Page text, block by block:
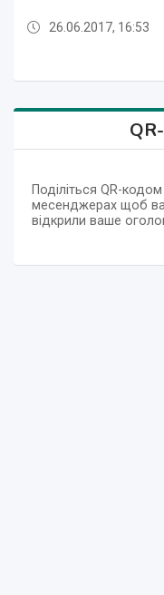
26.06.2017, 16:53
Поділіться QR-
месенджерах щоб
відкрили ваше